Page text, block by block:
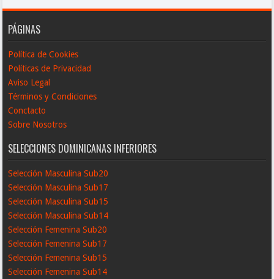
PÁGINAS
Política de Cookies
Políticas de Privacidad
Aviso Legal
Términos y Condiciones
Conctacto
Sobre Nosotros
SELECCIONES DOMINICANAS INFERIORES
Selección Masculina Sub20
Selección Masculina Sub17
Selección Masculina Sub15
Selección Masculina Sub14
Selección Femenina Sub20
Selección Femenina Sub17
Selección Femenina Sub15
Selección Femenina Sub14